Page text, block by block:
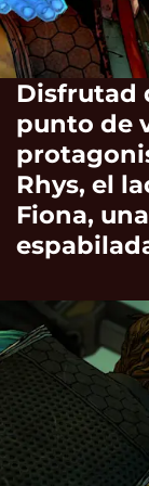
Disfrutad
punto de
Rhys, el
Fiona,